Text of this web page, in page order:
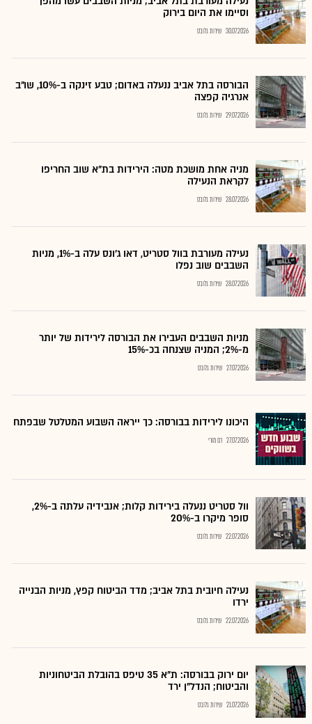
וסיימו את היום בירוק
30.07.2026 שירות גלובס
הבורסה בתל אביב ננעלה באדום; טבע זינקה ב-10%, שו"ב
אנרגיה קפצה
29.07.2026 שירות גלובס
מניה אחת מושכת מטה: הירידות בת"א שוב החריפו
לקראת הנעילה
28.07.2026 שירות גלובס
נעילה מעורבת בוול סטריט, דאו ג'ונס עלה ב-1%, מניות
השבבים שוב נפלו
28.07.2026 שירות גלובס
מניות השבבים העבירו את הבורסה לירידות של יותר
מ-2%; המניה שצנחה בכ-15%
27.07.2026 שירות גלובס
היכונו לירידות בבורסה: כך ייראה השבוע המטלטל שבפתח
27.07.2026 רם מורי
וול סטריט ננעלה בירידות קלות; אנבידיה עלתה ב-2%,
סופר מיקרו ב-20%
22.07.2026 שירות גלובס
נעילה חיובית בתל אביב; מדד הביטוח קפץ, מניות הבנייה
ירדו
22.07.2026 שירות גלובס
יום ירוק בבורסה: ת"א 35 טיפס בהובלת הביטחוניות
והביטוח; הנדל"ן ירד
21.07.2026 שירות גלובס